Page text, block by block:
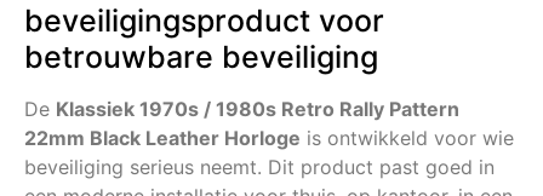
beveiligingsproduct voor
betrouwbare beveiliging
De Klassiek 1970s / 1980s Retro Rally Pattern
22mm Black Leather Horloge is ontwikkeld voor wie
beveiliging serieus neemt. Dit product past goed in